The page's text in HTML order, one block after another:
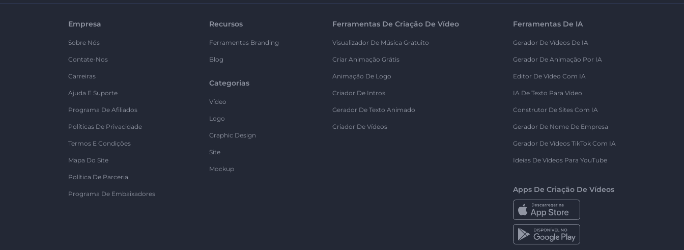
Empresa
Sobre Nós
Contate-Nos
Carreiras
Ajuda E Suporte
Programa De Afiliados
Políticas De Privacidade
Termos E Condições
Mapa Do Site
Política De Parceria
Programa De Embaixadores
Recursos
Ferramentas Branding
Blog
Categorias
Vídeo
Logo
Graphic Design
Site
Mockup
Ferramentas De Criação De Vídeo
Visualizador De Música Gratuito
Criar Animação Grátis
Animação De Logo
Criador De Intros
Gerador De Texto Animado
Criador De Vídeos
Ferramentas De IA
Gerador De Vídeos De IA
Gerador De Animação Por IA
Editor De Vídeo Com IA
IA De Texto Para Vídeo
Construtor De Sites Com IA
Gerador De Nome De Empresa
Gerador De Vídeos TikTok Com IA
Ideias De Vídeos Para YouTube
Apps De Criação De Vídeos